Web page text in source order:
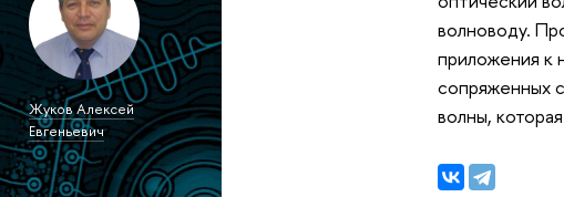
Жуков Алексей
Евгеньевич
волноводу.
приложения к
сопряженных
волны,